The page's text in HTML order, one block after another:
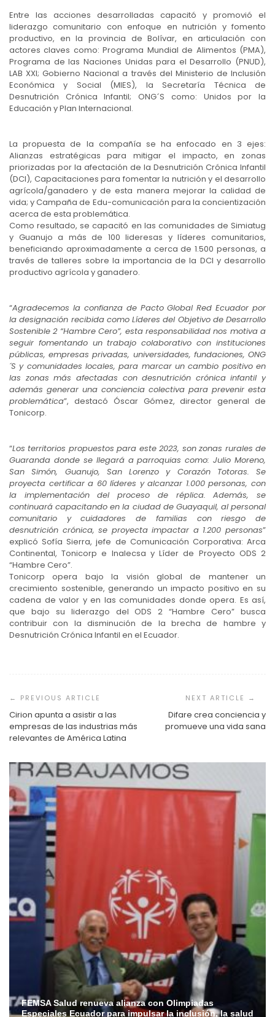
Entre las acciones desarrolladas capacitó y promovió el
liderazgo comunitario con enfoque en nutrición y fomento
productivo, en la provincia de Bolívar, en articulación con
actores claves como: Programa Mundial de Alimentos (PMA),
Programa de las Naciones Unidas para el Desarrollo (PNUD),
LAB XXI; Gobierno Nacional a través del Ministerio de Inclusión
Económica y Social (MIES), la Secretaría Técnica de
Desnutrición Crónica Infantil; ONG´S como: Unidos por la
Educación y Plan Internacional.
La propuesta de la compañía se ha enfocado en 3 ejes:
Alianzas estratégicas para mitigar el impacto, en zonas
priorizadas por la afectación de la Desnutrición Crónica Infantil
(DCI), Capacitaciones para fomentar la nutrición y el desarrollo
agrícola/ganadero y de esta manera mejorar la calidad de
vida; y Campaña de Edu-comunicación para la concientización
acerca de esta problemática.
Como resultado, se capacitó en las comunidades de Simiatug
y Guanujo a más de 100 lideresas y líderes comunitarios,
beneficiando aproximadamente a cerca de 1.500 personas, a
través de talleres sobre la importancia de la DCI y desarrollo
productivo agrícola y ganadero.
“Agradecemos la confianza de Pacto Global Red Ecuador por
la designación recibida como Líderes del Objetivo de Desarrollo
Sostenible 2 “Hambre Cero”, esta responsabilidad nos motiva a
seguir fomentando un trabajo colaborativo con instituciones
públicas, empresas privadas, universidades, fundaciones, ONG
´S y comunidades locales, para marcar un cambio positivo en
las zonas más afectadas con desnutrición crónica infantil y
además generar una conciencia colectiva para prevenir esta
problemática”, destacó Óscar Gómez, director general de
Tonicorp.
“Los territorios propuestos para este 2023, son zonas rurales de
Guaranda donde se llegará a parroquias como: Julio Moreno,
San Simón, Guanujo, San Lorenzo y Corazón Totoras. Se
proyecta certificar a 60 líderes y alcanzar 1.000 personas, con
la implementación del proceso de réplica. Además, se
continuará capacitando en la ciudad de Guayaquil, al personal
comunitario y cuidadores de familias con riesgo de
desnutrición crónica, se proyecta impactar a 1.200 personas”
explicó Sofía Sierra, jefe de Comunicación Corporativa: Arca
Continental, Tonicorp e Inalecsa y Líder de Proyecto ODS 2
“Hambre Cero”.
Tonicorp opera bajo la visión global de mantener un
crecimiento sostenible, generando un impacto positivo en su
cadena de valor y en las comunidades donde opera. Es así,
que bajo su liderazgo del ODS 2 “Hambre Cero” busca
contribuir con la disminución de la brecha de hambre y
Desnutrición Crónica Infantil en el Ecuador.
de
entradas
Cirion apunta a asistir a las
empresas de las industrias más
relevantes de América Latina
Difare crea conciencia y
promueve una vida sana
FEMSA Salud renueva alianza con Olimpiadas
Especiales Ecuador para impulsar la inclusión, la salud